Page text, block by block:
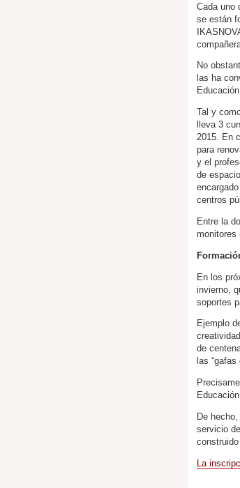
Cada uno
se están
No
las ha
Tal y
lleva 3
2015. En
para
y el
de
centros
Entre la
monitores
En los
invierno,
soportes
Ejemplo
de
las
De
servicio
La